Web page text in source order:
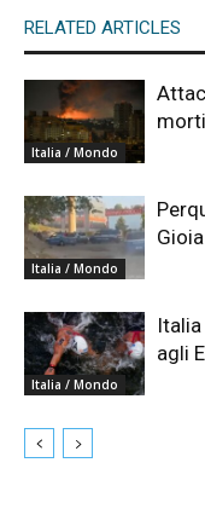
RELATED ARTICLES
Italia / Mondo
Italia / Mondo
Italia / Mondo
agli